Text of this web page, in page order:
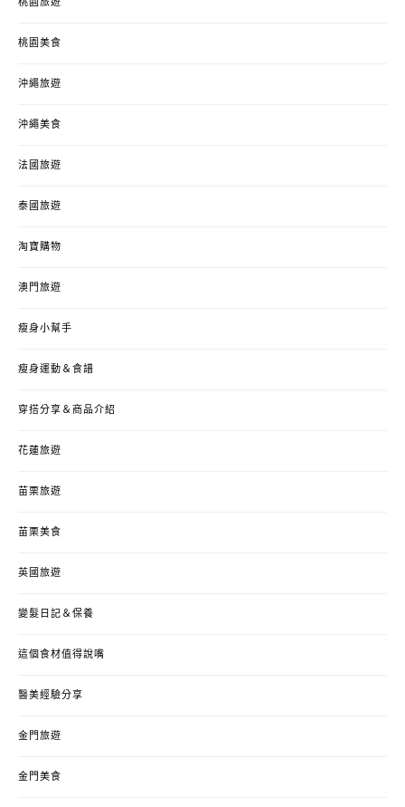
桃園旅遊
桃園美食
沖繩旅遊
沖繩美食
法國旅遊
泰國旅遊
淘寶購物
澳門旅遊
瘦身小幫手
瘦身運動＆食譜
穿搭分享＆商品介紹
花蓮旅遊
苗栗旅遊
苗栗美食
英國旅遊
變髮日記＆保養
這個食材值得說嘴
醫美經驗分享
金門旅遊
金門美食